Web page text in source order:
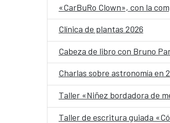
«CarBuRo Clown», con la
Clínica de plantas 2026
Cabeza de libro con Bruno
Charlas sobre astronomía en
Taller «Niñez bordadora de
Taller de escritura guiada